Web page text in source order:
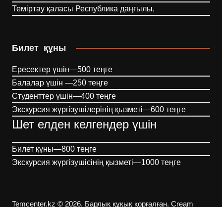
Теміртау қаласы Республика даңғылы,
Билет құны
Ересектер үшін—500 теңге
Балалар үшін —250 теңге
Студенттер үшін—400 теңге
Экскурсия жүргізушілерінің қызметі—600 теңге
Шет елден келгендер үшін
Билет құны—800 теңге
Экскурсия жүргізушісінің қызметі—1000 теңге
Temcenter.kz © 2026. Барлық құқық қорғалған. Cream